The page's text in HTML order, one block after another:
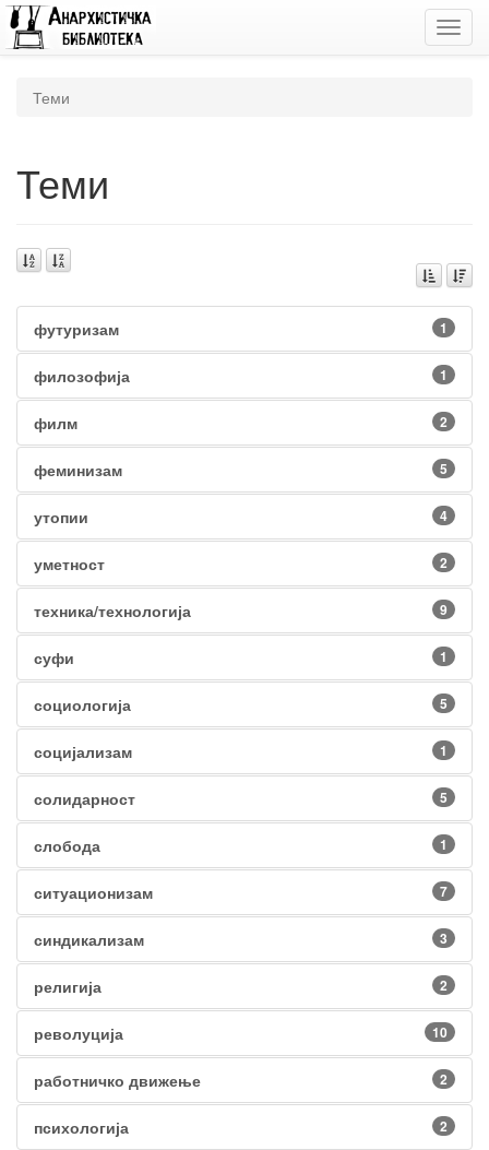
Теми
Теми
футуризам 1
филозофија 1
филм 2
феминизам 5
утопии 4
уметност 2
техника/технологија 9
суфи 1
социологија 5
социјализам 1
солидарност 5
слобода 1
ситуационизам 7
синдикализам 3
религија 2
револуција 10
работничко движење 2
психологија 2